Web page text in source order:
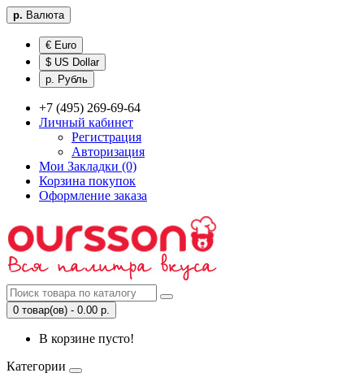
р. Валюта
€ Euro
$ US Dollar
р. Рубль
+7 (495) 269-69-64
Личный кабинет
Регистрация
Авторизация
Мои Закладки (0)
Корзина покупок
Оформление заказа
0 товар(ов) - 0.00 р.
В корзине пусто!
Категории